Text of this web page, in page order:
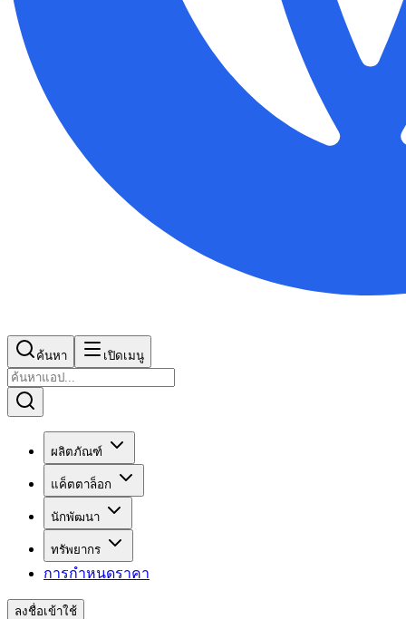
ค้นหา เปิดเมนู
ผลิตภัณฑ์
แค็ตตาล็อก
นักพัฒนา
ทรัพยากร
การกำหนดราคา
ลงชื่อเข้าใช้